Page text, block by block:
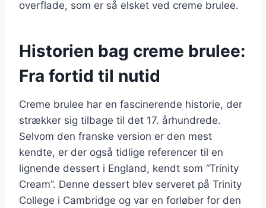
overflade, som er så elsket ved creme brulee.
Historien bag creme brulee:
Fra fortid til nutid
Creme brulee har en fascinerende historie, der
strækker sig tilbage til det 17. århundrede.
Selvom den franske version er den mest
kendte, er der også tidlige referencer til en
lignende dessert i England, kendt som “Trinity
Cream”. Denne dessert blev serveret på Trinity
College i Cambridge og var en forløber for den